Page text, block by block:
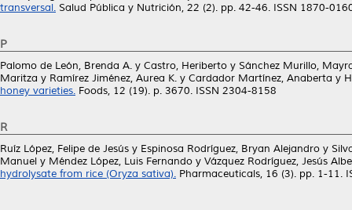
transversal. Salud Pública y Nutrición, 22 (2). pp. 42-46. ISSN 1870-
P
Palomo de León, Brenda A. y Castro, Heriberto y Sánchez Murillo,
Maritza y Ramírez Jiménez, Aurea K. y Cardador Martínez, Anaberta y
honey varieties. Foods, 12 (19). p. 3670. ISSN 2304-8158
R
Ruíz López, Felipe de Jesús y Espinosa Rodríguez, Bryan Alejandro y
Manuel y Méndez López, Luis Fernando y Vázquez Rodríguez, Jesús
hydrolysate from rice (Oryza sativa). Pharmaceuticals, 16 (3). pp. 1-11.